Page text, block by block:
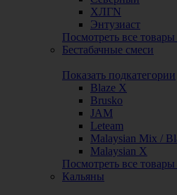
ХЛГN
Энтузиаст
Посмотреть все товары
Бестабачные смеси
Показать подкатегории
Blaze X
Brusko
JAM
Leteam
Malaysian Mix /
Malaysian X
Посмотреть все товары
Кальяны